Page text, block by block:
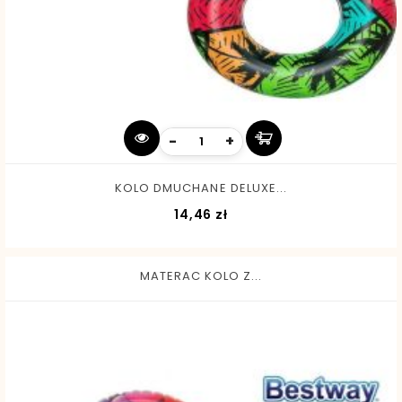
- +
KOLO DMUCHANE DELUXE...
14,46 zł
MATERAC KOLO Z...